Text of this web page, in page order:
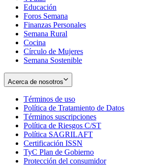
window
new
window
Educación
Foros Semana
Finanzas Personales
Semana Rural
Cocina
Círculo de Mujeres
Semana Sostenible
Acerca de nosotros
Términos de uso
in
new
window
Política de Tratamiento de Datos
Términos suscripciones
in
Política de Riesgos C/ST
Política SAGRILAFT
new
window
Certificación ISSN
in
new
TyC Plan de Gobierno
in
Protección del consumidorOpens